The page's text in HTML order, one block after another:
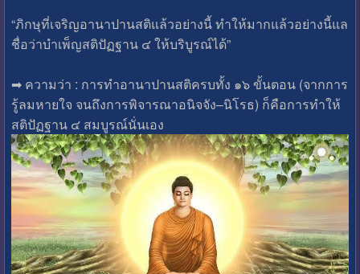
“ภิกษุที่เจริญอานาปานสติแล้วอย่างนี้ ทำให้มากแล้วอย่างนี้แล
ชื่อว่าบำเพ็ญสติปัฏฐาน ๔ ให้บริบูรณ์ได้”
➡ ความว่า : การทำอานาปานสติครบทั้ง ๑๖ ขั้นตอน (จากการ
รู้ลมหายใจ จนถึงการพิจารณาอนิจจัง–นิโรธ) ก็คือการทำให้
สติปัฏฐาน ๔ สมบูรณ์นั่นเอง